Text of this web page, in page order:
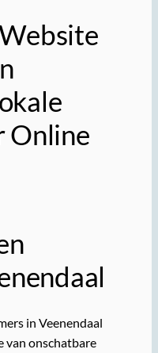
Online
in Veenendaal
van onschatbare